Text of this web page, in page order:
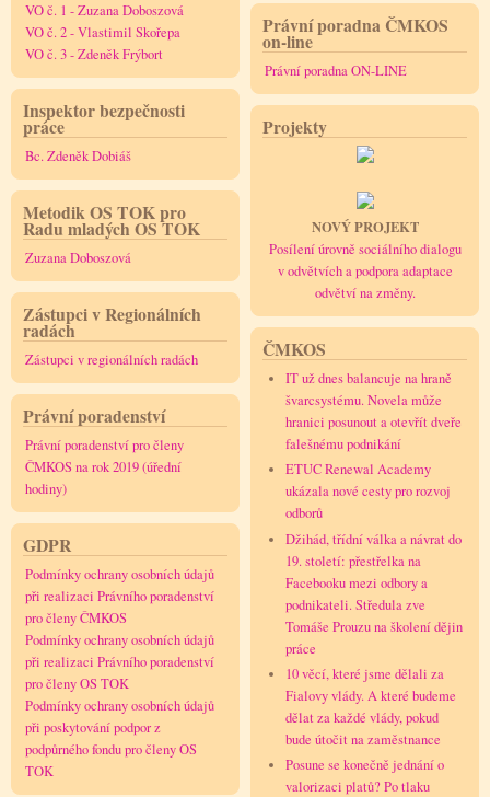
VO č. 1 - Zuzana Doboszová
VO č. 2 - Vlastimil Skořepa
VO č. 3 - Zdeněk Frýbort
Inspektor bezpečnosti
práce
Bc. Zdeněk Dobiáš
Metodik OS TOK pro
Radu mladých OS TOK
Zuzana Doboszová
Zástupci v Regionálních
radách
Zástupci v regionálních radách
Právní poradenství
Právní poradenství pro členy
ČMKOS na rok 2019 (úřední
hodiny)
GDPR
Podmínky ochrany osobních údajů
při realizaci Právního poradenství
pro členy ČMKOS
Podmínky ochrany osobních údajů
při realizaci Právního poradenství
pro členy OS TOK
Podmínky ochrany osobních údajů
při poskytování podpor z
podpůrného fondu pro členy OS
TOK
Právní poradna ČMKOS
on-line
Právní poradna ON-LINE
Projekty
NOVÝ PROJEKT
Posílení úrovně sociálního dialogu
v odvětvích a podpora adaptace
odvětví na změny.
ČMKOS
IT už dnes balancuje na hraně
švarcsystému. Novela může
hranici posunout a otevřít dveře
falešnému podnikání
ETUC Renewal Academy
ukázala nové cesty pro rozvoj
odborů
Džihád, třídní válka a návrat do
19. století: přestřelka na
Facebooku mezi odbory a
podnikateli. Středula zve
Tomáše Prouzu na školení dějin
práce
10 věcí, které jsme dělali za
Fialovy vlády. A které budeme
dělat za každé vlády, pokud
bude útočit na zaměstnance
Posune se konečně jednání o
valorizaci platů? Po tlaku